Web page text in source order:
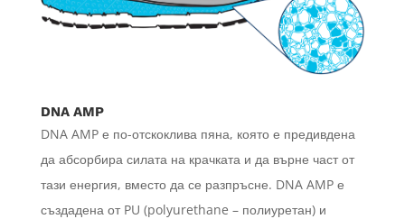
DNA AMP
DNA AMP е по-отскоклива пяна, която е предивдена
да абсорбира силата на крачката и да върне част от
тази енергия, вместо да се разпръсне. DNA AMP е
създадена от PU (polyurethane – полиуретан) и